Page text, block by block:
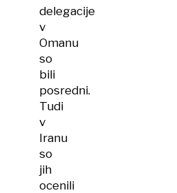
delegacije
v
Omanu
so
bili
posredni.
Tudi
v
Iranu
so
jih
ocenili